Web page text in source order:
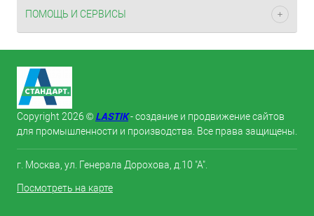
ПОМОЩЬ И СЕРВИСЫ
Copyright 2026 © LASTIK- создание и продвижение сайтов
для промышленности и производства. Все права защищены.
г. Москва, ул. Генерала Дорохова, д.10 "А".
Посмотреть на карте